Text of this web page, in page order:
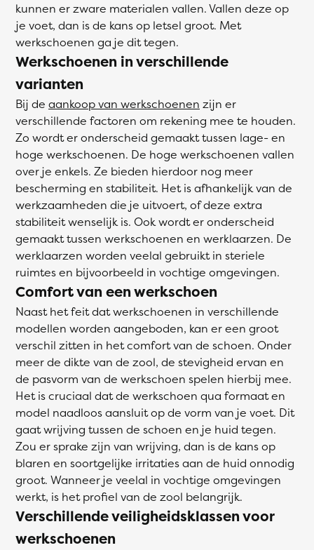
kunnen er zware materialen vallen. Vallen deze op
je voet, dan is de kans op letsel groot. Met
werkschoenen ga je dit tegen.
Werkschoenen in verschillende
varianten
Bij de aankoop van werkschoenen zijn er
verschillende factoren om rekening mee te houden.
Zo wordt er onderscheid gemaakt tussen lage- en
hoge werkschoenen. De hoge werkschoenen vallen
over je enkels. Ze bieden hierdoor nog meer
bescherming en stabiliteit. Het is afhankelijk van de
werkzaamheden die je uitvoert, of deze extra
stabiliteit wenselijk is. Ook wordt er onderscheid
gemaakt tussen werkschoenen en werklaarzen. De
werklaarzen worden veelal gebruikt in steriele
ruimtes en bijvoorbeeld in vochtige omgevingen.
Comfort van een werkschoen
Naast het feit dat werkschoenen in verschillende
modellen worden aangeboden, kan er een groot
verschil zitten in het comfort van de schoen. Onder
meer de dikte van de zool, de stevigheid ervan en
de pasvorm van de werkschoen spelen hierbij mee.
Het is cruciaal dat de werkschoen qua formaat en
model naadloos aansluit op de vorm van je voet. Dit
gaat wrijving tussen de schoen en je huid tegen.
Zou er sprake zijn van wrijving, dan is de kans op
blaren en soortgelijke irritaties aan de huid onnodig
groot. Wanneer je veelal in vochtige omgevingen
werkt, is het profiel van de zool belangrijk.
Verschillende veiligheidsklassen voor
werkschoenen